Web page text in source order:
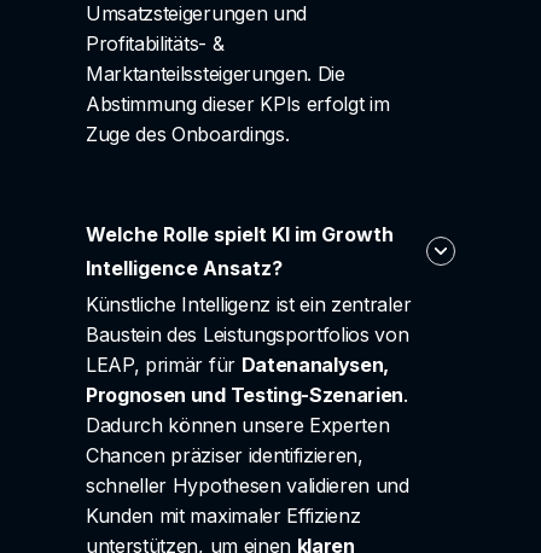
Umsatzsteigerungen und
Profitabilitäts- &
Marktanteilssteigerungen. Die
Abstimmung dieser KPIs erfolgt im
Zuge des Onboardings.
Welche Rolle spielt KI im Growth
Intelligence Ansatz?
Künstliche Intelligenz ist ein zentraler
Baustein des Leistungsportfolios von
LEAP, primär für Datenanalysen,
Prognosen und Testing-Szenarien.
Dadurch können unsere Experten
Chancen präziser identifizieren,
schneller Hypothesen validieren und
Kunden mit maximaler Effizienz
unterstützen, um einen klaren